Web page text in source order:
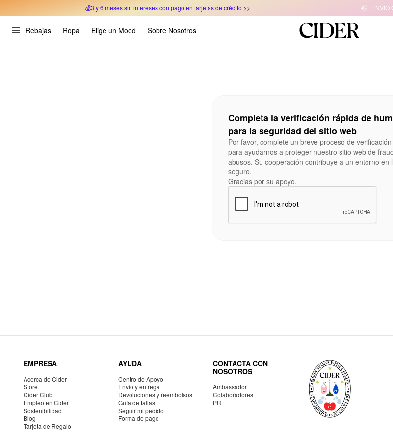
💰3 y 6 meses sin intereses con pago en tarjetas de crédito >>
ENVÍO
Rebajas Ropa Elige un Mood Sobre Nosotros
Completa la verificación rápida de
para la seguridad del sitio web
Por favor, complete un breve proceso de
para ayudarnos a proteger nuestro sitio web de
abusos. Su cooperación contribuye a un entorno en
seguro.
Gracias por su apoyo.
EMPRESA
Acerca de Cider
Store
Cider Club
Empleo en Cider
Sostenibilidad
Blog
Tarjeta de Regalo
AYUDA
Centro de Apoyo
Envío y entrega
Devoluciones y reembolsos
Guía de tallas
Seguir mi pedido
Forma de pago
CONTACTA CON
NOSOTROS
Ambassador
Colaboradores
PR